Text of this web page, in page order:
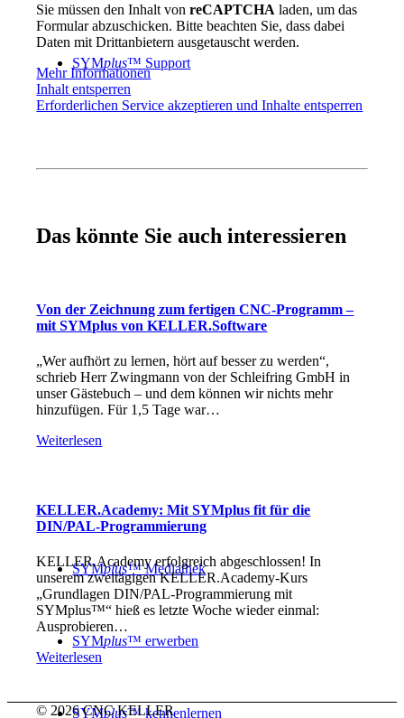
SYMplus™ Support
SYMplus™ Mediathek
SYMplus™ erwerben
SYMplus™ kennenlernen
Sie müssen den Inhalt vonreCAPTCHA laden, um das
Formular abzuschicken. Bitte beachten Sie, dass dabei
Daten mit Drittanbietern ausgetauscht werden.
Mehr Informationen
Inhalt entsperren
Erforderlichen Service akzeptieren und Inhalte entsperren
Das könnte Sie auch interessieren
Von der Zeichnung zum fertigen CNC-Programm –
mit SYMplus von KELLER.Software
„Wer aufhört zu lernen, hört auf besser zu werden“,
schrieb Herr Zwingmann von der Schleifring GmbH in
unser Gästebuch – und dem können wir nichts mehr
hinzufügen. Für 1,5 Tage war…
Weiterlesen
KELLER.Academy: Mit SYMplus fit für die
DIN/PAL-Programmierung
KELLER.Academy erfolgreich abgeschlossen! In
unserem zweitägigen KELLER.Academy-Kurs
„Grundlagen DIN/PAL-Programmierung mit
SYMplus™“ hieß es letzte Woche wieder einmal:
Ausprobieren…
Weiterlesen
© 2026 CNC KELLER